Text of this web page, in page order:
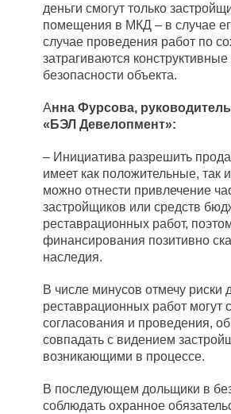
деньги смогут только
помещения в МКД – в случае
случае проведения работ по
затрагиваются
безопасности объекта.
Анна Фурсова,
«БЭЛ Девелопмент»:
– Инициатива разрешить
имеет как положительные,
можно отнести привлечение
застройщиков или средств
реставрационных работ,
финансирования позитивно
наследия.
В числе минусов отмечу
реставрационных работ могут
согласования и проведения,
совпадать с видением
возникающими в процессе.
В последующем дольщики в
соблюдать охранное